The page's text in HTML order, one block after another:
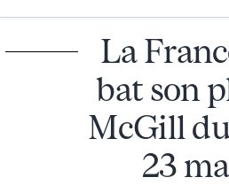
La
bat son
McGill
23